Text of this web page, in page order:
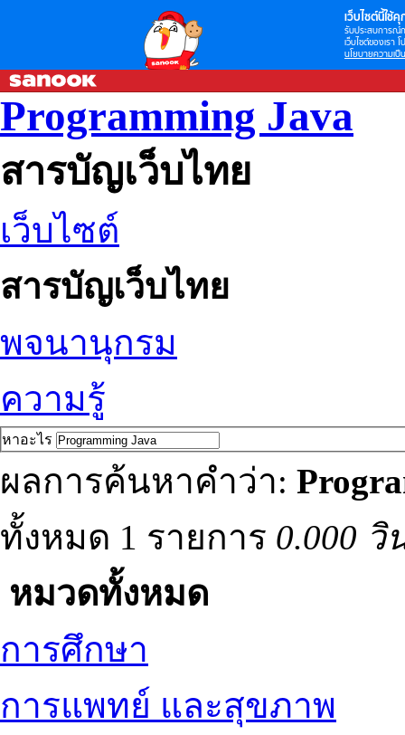
เว็บไซต์นี้ใช้คุ
รับประสบการณ์
เว็บไซต์ของเรา
นโยบายความเป็
Programming Java
สารบัญเว็บไทย
เว็บไซต์
สารบัญเว็บไทย
พจนานุกรม
ความรู้
หาอะไร
ผลการค้นหาคำว่า:
ทั้งหมด 1 รายการ 0.000 วิ
หมวดทั้งหมด
การศึกษา
การแพทย์ และสุขภาพ